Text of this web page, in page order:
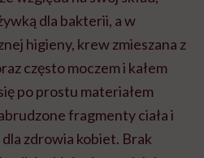
dla bakterii, a w
higieny, krew zmieszana z
często moczem i kałem
po prostu materiałem
fragmenty ciała i
zdrowia kobiet. Brak